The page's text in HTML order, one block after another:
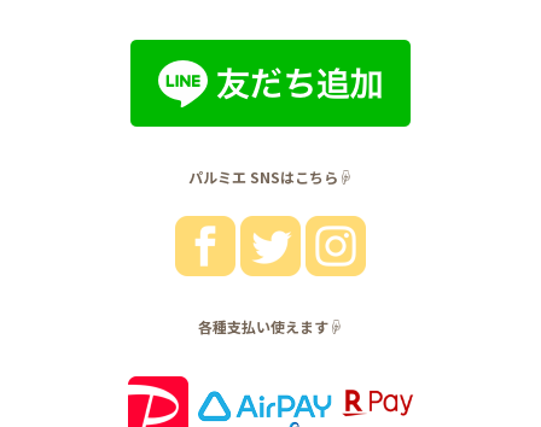
パルミエ SNSはこちら☟
各種支払い使えます☟